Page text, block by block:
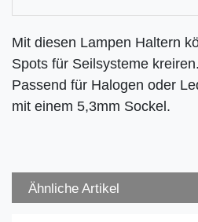
Mit diesen Lampen Haltern
Spots für Seilsysteme kreiren.
Passend für Halogen oder
mit einem 5,3mm Sockel.
Ähnliche Artikel